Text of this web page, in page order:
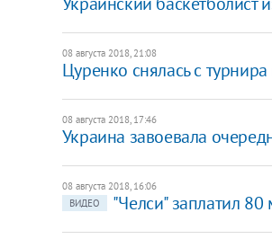
08 августа 2018, 21:08
Цуренко снялась с
08 августа 2018, 17:46
Украина завоевала
08 августа 2018, 16:06
ВИДЕО
"Челси" заплатил